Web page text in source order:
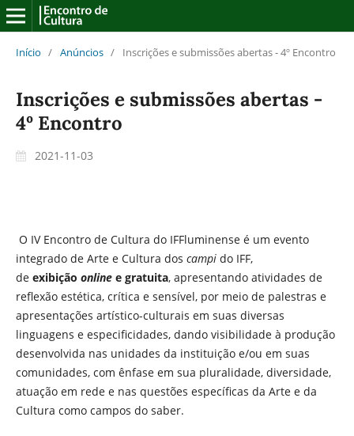
Início / Anúncios / Inscrições e submissões abertas - 4º Encontro
Inscrições e submissões abertas -
4º Encontro
2021-11-03
O IV Encontro de Cultura do IFFluminense é um evento
integrado de Arte e Cultura dos campido IFF,
deexibição online e gratuita, apresentando atividades de
reflexão estética, crítica e sensível, por meio de palestras e
apresentações artístico-culturais em suas diversas
linguagens e especificidades, dando visibilidade à produção
desenvolvida nas unidades da instituição e/ou em suas
comunidades, com ênfase em sua pluralidade, diversidade,
atuação em rede e nas questões específicas da Arte e da
Cultura como campos do saber.